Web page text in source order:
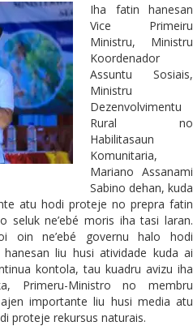
Iha fatin hanesan
Vice Primeiru
Ministru, Ministru
Koordenador
Assuntu Sosiais,
Ministru
Dezenvolvimentu
Rural no
Habilitasaun
Komunitaria,
Mariano Assanami
Sabino dehan, kuda
atu hodi proteje no prepra fatin
seluk ne’ebé moris iha tasi laran.
oin ne’ebé governu halo hodi
liu husi atividade kuda ai
kontola, tau kuadru avizu iha
Primeru-Ministro no membru
importante liu husi media atu
proteje rekursus naturais.